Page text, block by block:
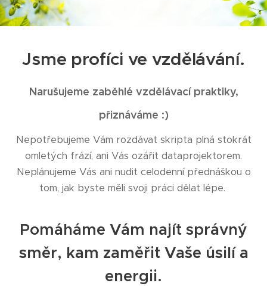
Jsme profíci ve vzdělávání.
Narušujeme zaběhlé vzdělávací praktiky,
přiznáváme :)
Nepotřebujeme Vám rozdávat skripta plná stokrát
omletých frází, ani Vás ozářit dataprojektorem.
Neplánujeme Vás ani nudit celodenní přednáškou o
tom, jak byste měli svoji práci dělat lépe.
Pomáháme Vám najít správný
směr, kam zaměřit Vaše úsilí a
energii.